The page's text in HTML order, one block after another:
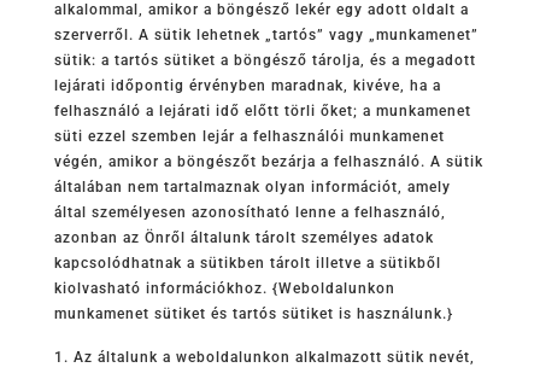
alkalommal, amikor a böngésző lekér egy adott oldalt a
szerverről. A sütik lehetnek „tartós” vagy „munkamenet”
sütik: a tartós sütiket a böngésző tárolja, és a megadott
lejárati időpontig érvényben maradnak, kivéve, ha a
felhasználó a lejárati idő előtt törli őket; a munkamenet
süti ezzel szemben lejár a felhasználói munkamenet
végén, amikor a böngészőt bezárja a felhasználó. A sütik
általában nem tartalmaznak olyan információt, amely
által személyesen azonosítható lenne a felhasználó,
azonban az Önről általunk tárolt személyes adatok
kapcsolódhatnak a sütikben tárolt illetve a sütikből
kiolvasható információkhoz. {Weboldalunkon
munkamenet sütiket és tartós sütiket is használunk.}
Az általunk a weboldalunkon alkalmazott sütik nevét,